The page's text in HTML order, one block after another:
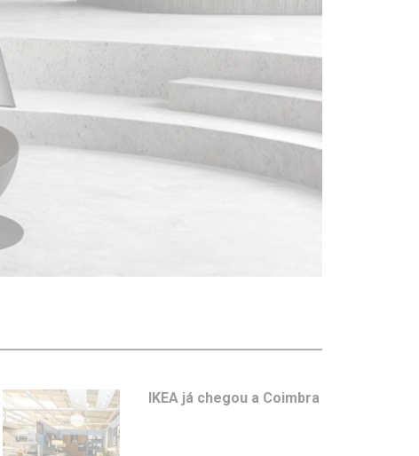
IKEA já chegou a Coimbra